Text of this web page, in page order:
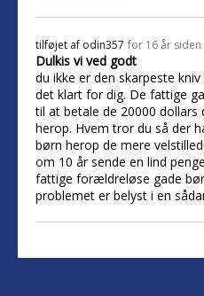
tilføjet af odin357 for 16 år siden
Dulkis vi ved godt
du ikke er den skarpeste
det klart for dig. De fattige
til at betale de 20000
herop. Hvem tror du så der
børn herop de mere
om 10 år sende en lind
fattige forældreløse gade
problemet er belyst i en